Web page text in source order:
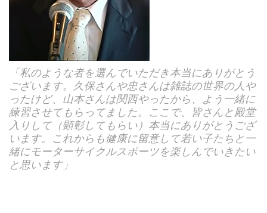
「私のような者を選んでいただき本当にありがとう
ございます。久保さんや忠さんは雑誌の世界の人や
ったけど、山本さんは関西やったから、よう一緒に
練習させてもらってました。ここで、皆さんと殿堂
入りして（顕彰してもらい）本当にありがとうござ
います。これからも健康に留意して若い子たちと一
緒にモーターサイクルスポーツを楽しんでいきたい
と思います」